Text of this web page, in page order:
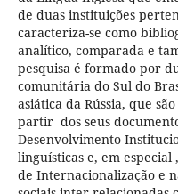
de duas instituições
caracteriza-se como
analítico, comparada e
pesquisa é formado por
comunitária do Sul do
asiática da Rússia, que
partir dos seus
Desenvolvimento
linguísticas e, em
de Internacionalização e